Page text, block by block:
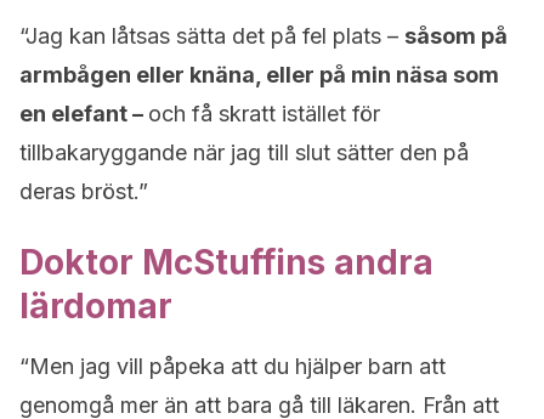
“Jag kan låtsas sätta det på fel plats – såsom på
armbågen eller knäna, eller på min näsa som
en elefant – och få skratt istället för
tillbakaryggande när jag till slut sätter den på
deras bröst.”
Doktor McStuffins andra
lärdomar
“Men jag vill påpeka att du hjälper barn att
genomgå mer än att bara gå till läkaren. Från att